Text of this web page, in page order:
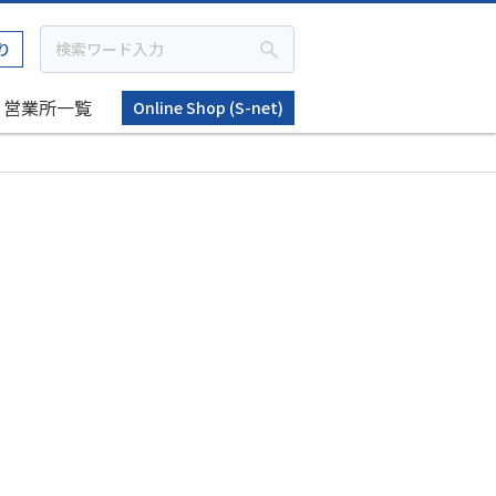
営業所一覧
Online Shop (S-net)